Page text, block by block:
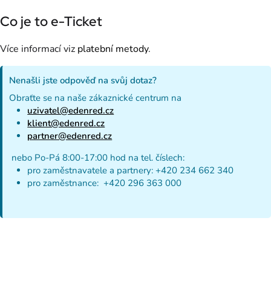
Co je to e-Ticket
Více informací viz platební metody.
Nenašli jste odpověď na svůj dotaz?
Obraťte se na naše zákaznické centrum na
uzivatel@edenred.cz
klient@edenred.cz
partner@edenred.cz
nebo Po-Pá 8:00-17:00 hod na tel. číslech:
pro zaměstnavatele a partnery: +420 234 662 340
pro zaměstnance: +420 296 363 000